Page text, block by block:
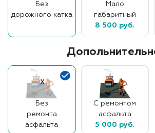
Без
дорожного катка
Мало
габаритный
8 500 руб.
Без
ремонта
асфальта
С ремонтом
асфальта
5 000 руб.